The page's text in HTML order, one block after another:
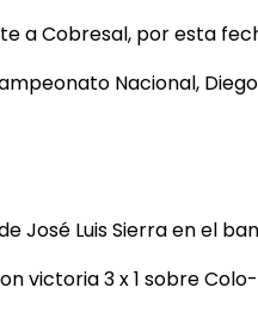
a Cobresal, por esta
Nacional,
José Luis Sierra en el
victoria 3 x 1 sobre